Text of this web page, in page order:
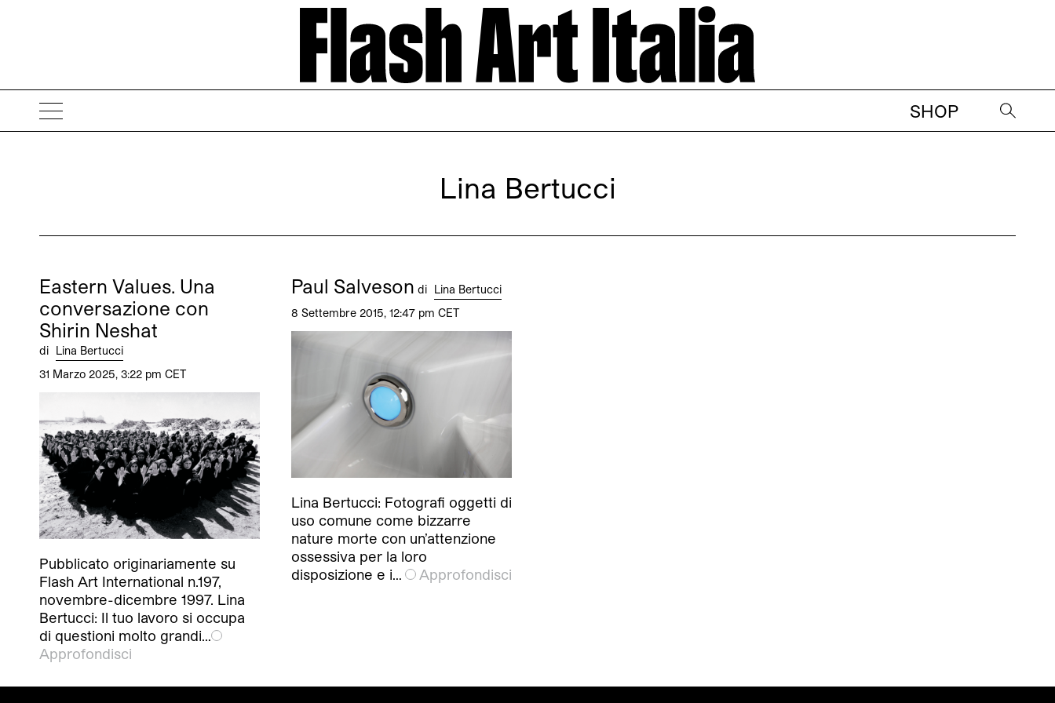
SHOP
Lina Bertucci
Eastern Values. Una
conversazione con
Shirin Neshat
di Lina Bertucci
31 Marzo 2025, 3:22 pm CET
Pubblicato originariamente su
Flash Art International n.197,
novembre-dicembre 1997. Lina
Bertucci: Il tuo lavoro si occupa
di questioni molto grandi…
Approfondisci
Paul Salveson di Lina Bertucci
8 Settembre 2015, 12:47 pm CET
Lina Bertucci: Fotografi oggetti di
uso comune come bizzarre
nature morte con un’attenzione
ossessiva per la loro
disposizione e i…
Approfondisci